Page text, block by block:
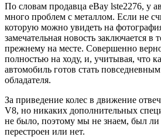
По словам продавца eBay lste2276, у
много проблем с металлом. Если не
которую можно увидеть на
замечательная новость заключается в
прежнему на месте. Совершенно
полностью на ходу, и, учитывая, что
автомобиль готов стать
обладателя.
За приведение колес в движение
V8, но никаких дополнительных
не было, поэтому мы не знаем, был ли
перестроен или нет.